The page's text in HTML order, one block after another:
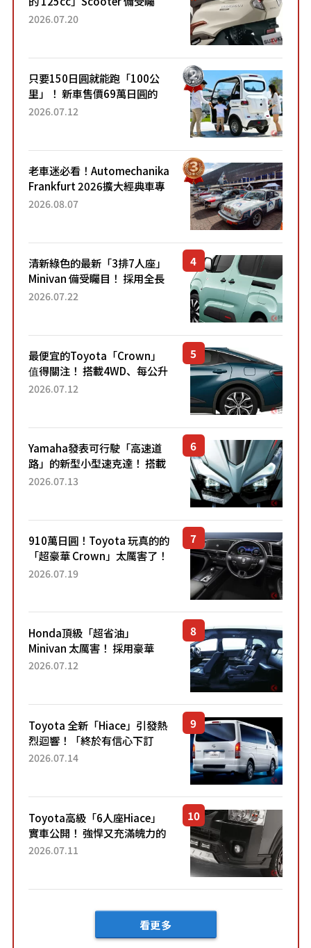
目！採用全新流線設計與各項
2026.07.20
只要150日圓就能跑「100公
里」！ 新車售價69萬日圓的
「3人座」Trike大受歡迎！ 順
2026.07.12
老車迷必看！Automechanika
Frankfurt 2026擴大經典車專
區 1954年珍稀古董車現場修復
2026.08.07
清新綠色的最新「3排7人座」
Minivan 備受矚目！ 採用全長
4.7公尺剛剛好的車身尺寸與
2026.07.22
最便宜的Toyota「Crown」
值得關注！ 搭載4WD、每公升
22.4公里低油耗表現超亮眼！
2026.07.12
Yamaha發表可行駛「高速道
路」的新型小型速克達！ 搭載
能享受超強勁「渦輪感」的動
2026.07.13
910萬日圓！Toyota 玩真的的
「超豪華 Crown」太厲害了！
採用由「匠人技藝」打造的
2026.07.19
Honda頂級「超省油」
Minivan 太厲害！ 採用豪華
「真皮座椅」與專屬「黑色內
「三...
2026.07.12
Toyota 全新「Hiace」引發熱
烈迴響！「終於有信心下訂
了！」「哪個等級交車最
車？...
2026.07.14
Toyota高級「6人座Hiace」
實車公開！ 強悍又充滿魄力的
「全黑設計」搭配特別「豪華
2026.07.11
看更多